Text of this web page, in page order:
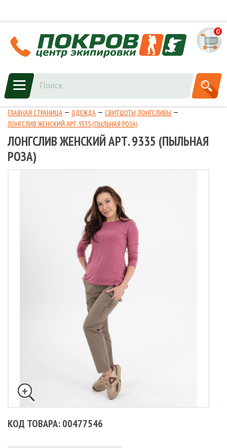
0
ГЛАВНАЯ СТРАНИЦА ОДЕЖДА
СВИТШОТЫ, ЛОНГСЛИВЫ
ЛОНГСЛИВ ЖЕНСКИЙ АРТ. 9335 (ПЫЛЬНАЯ РОЗА)
ЛОНГСЛИВ ЖЕНСКИЙ АРТ. 9335 (ПЫЛЬНАЯ
РОЗА)
КОД ТОВАРА: 00477546